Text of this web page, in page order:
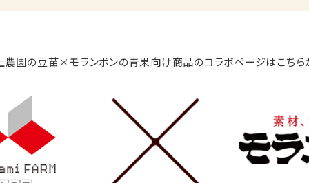
農園の豆苗×モランボンの青果向け商品のコラボページはこちら